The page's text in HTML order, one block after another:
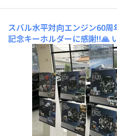
スバル水平対向エンジン60
記念キーホルダーに感謝!!🙏
ィーラーさんで水平対向エン
ー（EJ20、FA20）を戴きま
ているディーラーさんへぶら
記念の各種エンジン展示パネ
乗っているBRZのFA24は設